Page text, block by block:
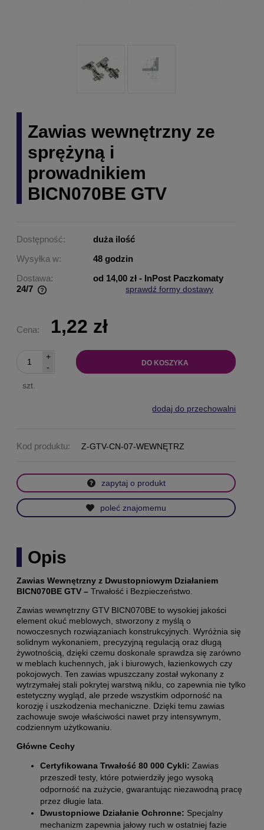
Zawias wewnętrzny ze
sprężyną i
prowadnikiem
BICN070BE GTV
Dostępność:
duża ilość
Wysyłka w:
48 godzin
Dostawa:
od 14,00 zł - InPost Paczkomaty
24/7
sprawdź formy dostawy
Cena: 1,22 zł
-
+
szt.
DO KOSZYKA
dodaj do przechowalni
Kod produktu: Z-GTV-CN-07-WEWNĘTRZ
zapytaj o produkt
poleć znajomemu
Opis
Zawias Wewnętrzny z Dwustopniowym Działaniem
BICN070BE GTV – Trwałość i Bezpieczeństwo.
Zawias wewnętrzny GTV BICN070BE to wysokiej jakości
element okuć meblowych, stworzony z myślą o
nowoczesnych rozwiązaniach konstrukcyjnych. Wyróżnia się
solidnym wykonaniem, precyzyjną regulacją oraz długą
żywotnością, dzięki czemu doskonale sprawdza się zarówno
w meblach kuchennych, jak i biurowych, łazienkowych czy
pokojowych. Ten zawias wpuszczany został wykonany z
wytrzymałej stali pokrytej warstwą niklu, co zapewnia nie tylko
estetyczny wygląd, ale przede wszystkim odporność na
korozję i uszkodzenia mechaniczne. Dzięki temu zawias
zachowuje swoje właściwości nawet przy intensywnym,
codziennym użytkowaniu.
Główne Cechy
Certyfikowana Trwałość 80 000 Cykli: Zawias
przeszedł testy, które potwierdziły jego wysoką
odporność na zużycie, gwarantując niezawodną pracę
przez długie lata.
Dwustopniowe Działanie Ochronne: Specjalny
mechanizm zapewnia jałowy ruch w ostatniej fazie